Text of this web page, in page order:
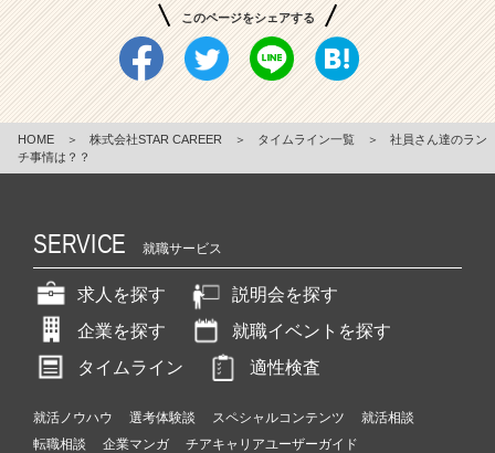
このページをシェアする
HOME ＞ 株式会社STAR CAREER ＞ タイムライン一覧 ＞
社員さん達のラン
チ事情は？？
SERVICE 就職サービス
求人を探す
説明会を探す
企業を探す
就職イベントを探す
タイムライン
適性検査
就活ノウハウ 選考体験談 スペシャルコンテンツ
就活相談
転職相談
企業マンガ チアキャリアユーザーガイド